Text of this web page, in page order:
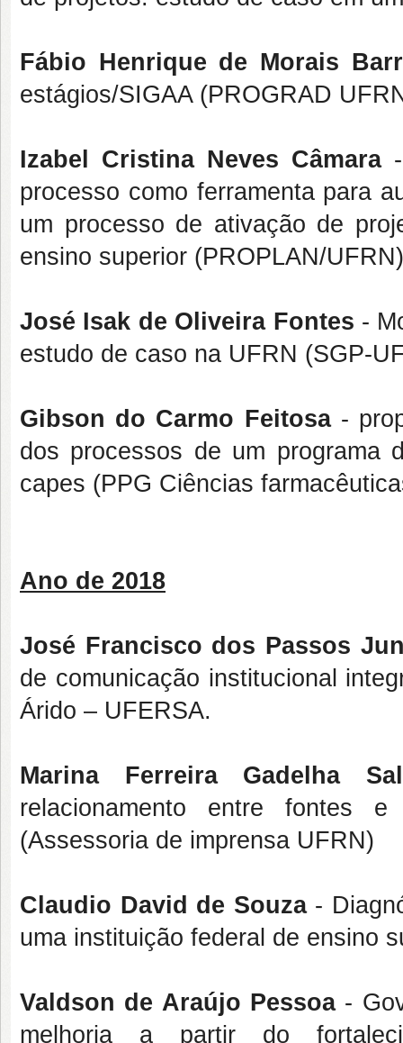
Fábio Henrique de Morais
estágios/SIGAA (PROGRAD
Izabel Cristina Neves Câmara-
processo como ferramenta para
um processo de ativação de
ensino superior (PROPLAN/
José Isak de Oliveira Fontes -
estudo de caso na UFRN (SGP-
Gibson do Carmo Feitosa-
dos processos de um programa
capes (PPG Ciências
Ano de 2018
José Francisco dos Passos
de comunicação institucional
Árido – UFERSA.
Marina Ferreira Gadelha
relacionamento entre fontes
(Assessoria de imprensa UFRN)
Claudio David de Souza-
uma instituição federal de ensino
Valdson de Araújo Pessoa-
melhoria a partir do